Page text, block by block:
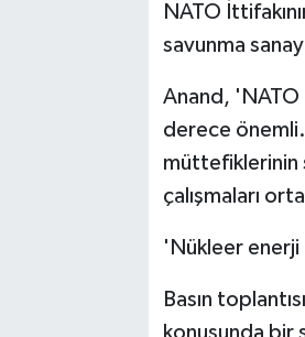
NATO
savunma
Anand, 'NATO
derece
müttefiklerinin
çalışmaları
'Nükleer
Basın